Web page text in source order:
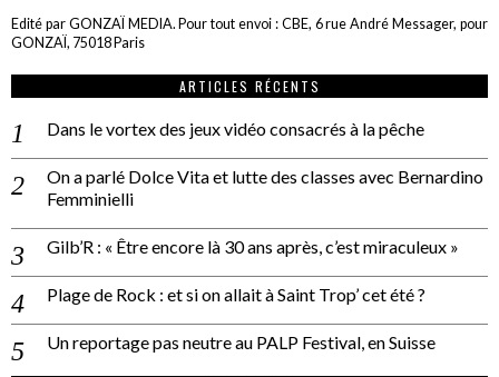
Edité par GONZAÏ MEDIA. Pour tout envoi : CBE, 6 rue André Messager, pour
GONZAÏ, 75018 Paris
ARTICLES RÉCENTS
Dans le vortex des jeux vidéo consacrés à la pêche
On a parlé Dolce Vita et lutte des classes avec Bernardino
Femminielli
Gilb’R : « Être encore là 30 ans après, c’est miraculeux »
Plage de Rock : et si on allait à Saint Trop’ cet été ?
Un reportage pas neutre au PALP Festival, en Suisse